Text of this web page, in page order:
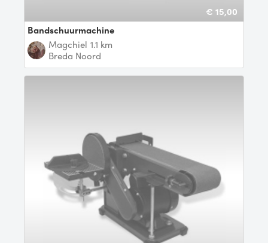
€ 15,00
Bandschuurmachine
Magchiel 1.1 km
Breda Noord